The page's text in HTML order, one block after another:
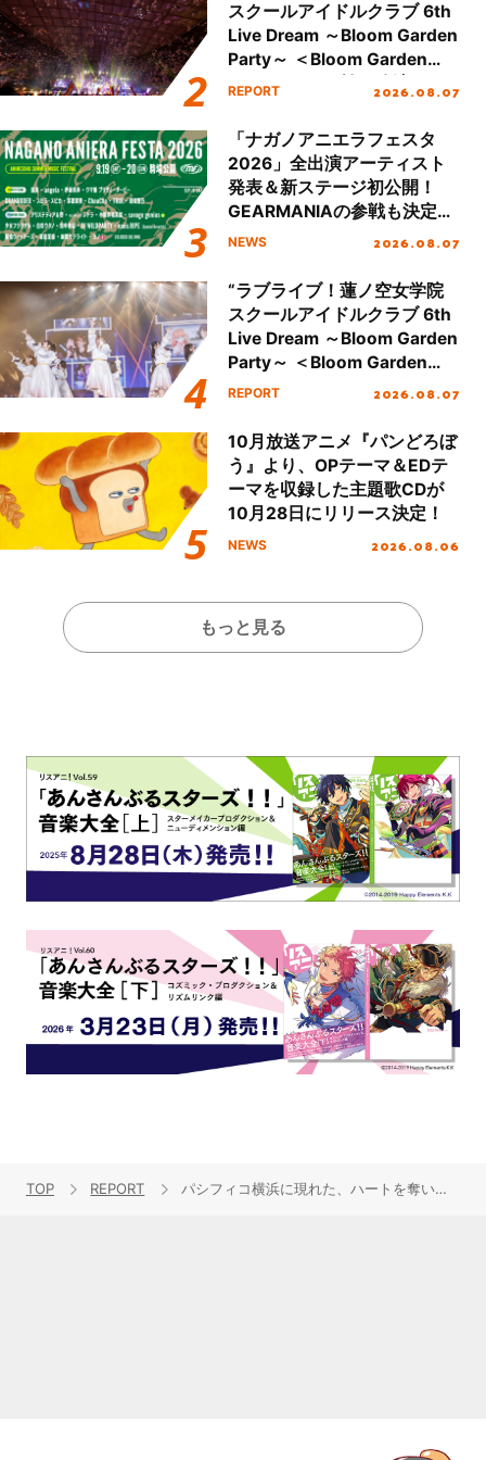
スクールアイドルクラブ 6th
Live Dream ～Bloom Garden
Party～ ＜Bloom Garden
Party Stage／埼玉公演＞”
REPORT 2026.08.07
「ナガノアニエラフェスタ
2026」全出演アーティスト
発表＆新ステージ初公開！
GEARMANIAの参戦も決定
し、初となる第3ステージの
NEWS 2026.08.07
“ラブライブ！蓮ノ空女学院
スクールアイドルクラブ 6th
Live Dream ～Bloom Garden
Party～ ＜Bloom Garden
Party Stage／埼玉公演＞”
REPORT 2026.08.07
10月放送アニメ『パンどろぼ
う』より、OPテーマ＆EDテ
ーマを収録した主題歌CDが
10月28日にリリース決定！
NEWS 2026.08.06
もっと見る
TOP REPORT パシフィコ横浜に現れた、ハートを奪い笑顔と喜びを与える5人の怪盗――“i☆Ris 11th Anniversary Live ~Heart Jack~”レポート